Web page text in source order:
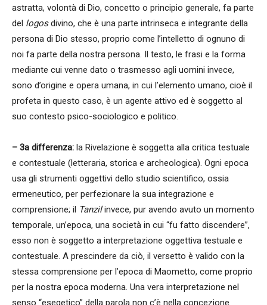
astratta, volontà di Dio, concetto o principio generale, fa parte
del logosdivino, che è una parte intrinseca e integrante della
persona di Dio stesso, proprio come l’intelletto di ognuno di
noi fa parte della nostra persona. Il testo, le frasi e la forma
mediante cui venne dato o trasmesso agli uomini invece,
sono d’origine e opera umana, in cui l’elemento umano, cioè il
profeta in questo caso, è un agente attivo ed è soggetto al
suo contesto psico-sociologico e politico.
– 3a differenza: la Rivelazione è soggetta alla critica testuale
e contestuale (letteraria, storica e archeologica). Ogni epoca
usa gli strumenti oggettivi dello studio scientifico, ossia
ermeneutico, per perfezionare la sua integrazione e
comprensione; il Tanzilinvece, pur avendo avuto un momento
temporale, un’epoca, una società in cui “fu fatto discendere”,
esso non è soggetto a interpretazione oggettiva testuale e
contestuale. A prescindere da ciò, il versetto è valido con la
stessa comprensione per l’epoca di Maometto, come proprio
per la nostra epoca moderna. Una vera interpretazione nel
senso “esegetico” della parola non c’è nella concezione